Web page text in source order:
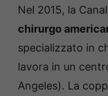
Nel 2015, la
chirurgo
specializzato in
lavora in un
Angeles). La